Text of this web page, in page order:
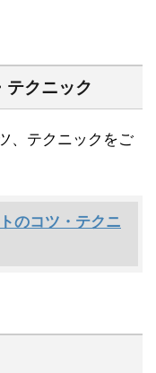
テクニック
、テクニックをご
のコツ・テクニ